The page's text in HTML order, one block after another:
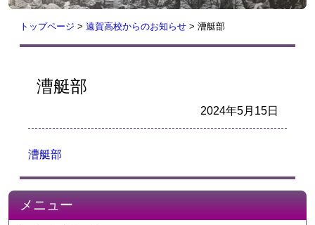
トップページ > 遠賀高校からのお知らせ > 漕艇部
漕艇部
2024年5月15日
漕艇部
メニュー